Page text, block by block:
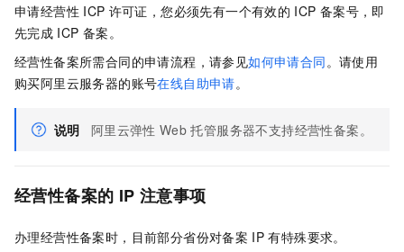
申请经营性 ICP 许可证，您必须先有一个有效的 ICP 备案号，即
先完成 ICP 备案。
经营性备案所需合同的申请流程，请参见如何申请合同。请使用
购买阿里云服务器的账号在线自助申请。
说明 阿里云弹性 Web 托管服务器不支持经营性备案。
经营性备案的 IP 注意事项
办理经营性备案时，目前部分省份对备案 IP 有特殊要求。